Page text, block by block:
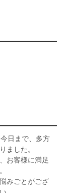
日まで、多方
ました。
お客様に満足
みごとがござ